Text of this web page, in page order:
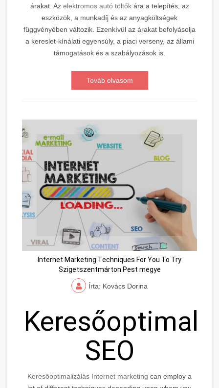
árakat. Az elektromos autó töltőkára a telepítés, az
eszközök, a munkadíj és az anyagköltségek
függvényében változik. Ezenkívül az árakat befolyásolja
a kereslet-kínálati egyensúly, a piaci verseny, az állami
támogatások és a szabályozások is.
Továb olvasom
Internet Marketing Techniques For You To Try
Szigetszentmárton Pest megye
Írta: Kovács Dorina
SEO
Keresőoptimalizálás Internet marketing can employ a